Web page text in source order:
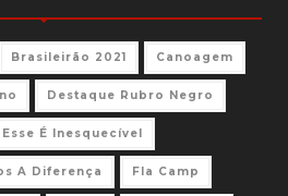
Brasileirão 2021 Canoagem
Destaque Rubro Negro
Esse É Inesquecível
A Diferença Fla Camp